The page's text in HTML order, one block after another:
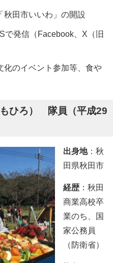
秋田市いいわ」の開設
で発信（Facebook、X（旧
化のイベント参加等、食や
ひろ） 隊員（平成29
出身地：秋
田県秋田市
経歴 ：秋田
商業高校卒
業のち、国
家公務員
（防衛省）